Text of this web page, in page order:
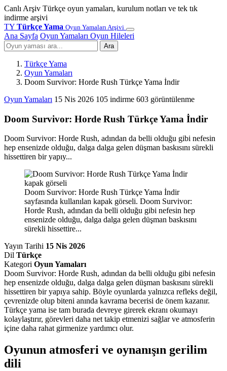
Canlı Arşiv Türkçe oyun yamaları, kurulum notları ve tek tık
indirme arşivi
TY Türkçe Yama Oyun Yamaları Arşivi
Ana Sayfa Oyun Yamaları Oyun Hileleri
Ara
Türkçe Yama
Oyun Yamaları
Doom Survivor: Horde Rush Türkçe Yama İndir
Oyun Yamaları 15 Nis 2026 105 indirme 603 görüntülenme
Doom Survivor: Horde Rush Türkçe Yama İndir
Doom Survivor: Horde Rush, adından da belli olduğu gibi nefesin
hep ensenizde olduğu, dalga dalga gelen düşman baskısını sürekli
hissettiren bir yapıy...
Doom Survivor: Horde Rush Türkçe Yama İndir
sayfasında kullanılan kapak görseli. Doom Survivor:
Horde Rush, adından da belli olduğu gibi nefesin hep
ensenizde olduğu, dalga dalga gelen düşman baskısını
sürekli hissettire...
Yayın Tarihi 15 Nis 2026
Dil Türkçe
Kategori Oyun Yamaları
Doom Survivor: Horde Rush, adından da belli olduğu gibi nefesin
hep ensenizde olduğu, dalga dalga gelen düşman baskısını sürekli
hissettiren bir yapıya sahip. Böyle oyunlarda yalnızca refleks değil,
çevrenizde olup biteni anında kavrama becerisi de önem kazanır.
Türkçe yama ise tam burada devreye girerek ekranı okumayı
kolaylaştırır, görevleri daha net takip etmenizi sağlar ve atmosferin
içine daha rahat girmenize yardımcı olur.
Oyunun atmosferi ve oynanışın gerilim
dili